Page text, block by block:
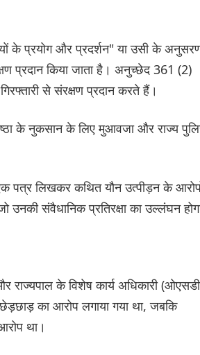
के प्रयोग और प्रदर्शन" या उसी के
प्रदान किया जाता है। अनुच्छेद 361 (2)
से संरक्षण प्रदान करते हैं।
के नुकसान के लिए मुआवजा और राज्य
पत्र लिखकर कथित यौन उत्पीड़न के
संवैधानिक प्रतिरक्षा का उल्लंघन
राज्यपाल के विशेष कार्य अधिकारी
का आरोप लगाया गया था, जबकि
था।